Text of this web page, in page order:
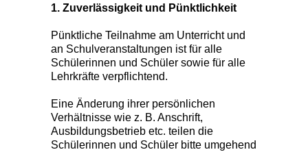
1. Zuverlässigkeit und Pünktlichkeit
Pünktliche Teilnahme am Unterricht und
an Schulveranstaltungen ist für alle
Schülerinnen und Schüler sowie für alle
Lehrkräfte verpflichtend.
Eine Änderung ihrer persönlichen
Verhältnisse wie z. B. Anschrift,
Ausbildungsbetrieb etc. teilen die
Schülerinnen und Schüler bitte umgehend